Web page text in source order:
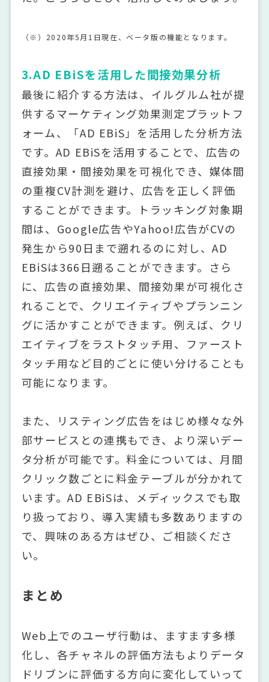
（※）2020年5月1日現在、ベータ版の機能となります。
3.AD EBiSを活用した間接効果分析
最後に紹介する方法は、イルグルム社が提
供するマーケティング効果測定プラットフ
ォーム、「AD EBiS」を活用した分析方法
です。AD EBiSを活用することで、広告の
直接効果・間接効果を可視化でき、媒体間
の重複CV計測を避け、広告を正しく評価
することができます。トラッキング対象期
間は、Google広告やYahoo!広告がCVの
発生から90日まで遡れるのに対し、AD
EBiSは366日遡ることができます。さら
に、広告の直接効果、間接効果が可視化さ
れることで、クリエイティブやプランニン
グに活かすことができます。例えば、クリ
エイティブをラストタッチ用、ファースト
タッチ用など目的ごとに使い分けることも
可能になります。
また、リスティング広告をはじめ様々な外
部サービスとの連携もでき、より深いデー
タ分析が可能です。料金については、月間
クリック数ごとに料金テーブルが分かれて
います。AD EBiSは、メディックスでも取
り扱っており、導入実績も多数ありますの
で、興味のある方はぜひ、ご相談くださ
い。
まとめ
Web上でのユーザ行動は、ますます多様
化し、各チャネルの評価方法もよりデータ
ドリブンに評価する方向に変化していって